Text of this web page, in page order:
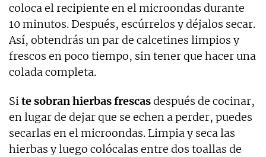
coloca el recipiente en el microondas durante
10 minutos. Después, escúrrelos y déjalos secar.
Así, obtendrás un par de calcetines limpios y
frescos en poco tiempo, sin tener que hacer una
colada completa.
Site sobran hierbas frescasdespués de cocinar,
en lugar de dejar que se echen a perder, puedes
secarlas en el microondas. Limpia y seca las
hierbas y luego colócalas entre dos toallas de